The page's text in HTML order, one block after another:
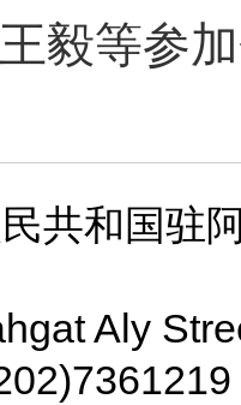
等参加
共和国驻
Aly